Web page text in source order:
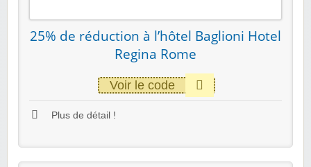
25% de réduction à l’hôtel Baglioni Hotel
Regina Rome
Voir le code
Plus de détail !